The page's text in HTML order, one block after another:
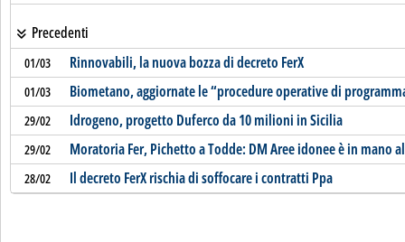
Precedenti
01/03 Rinnovabili, la nuova bozza di decreto FerX
01/03 Biometano, aggiornate le “procedure operative di
29/02 Idrogeno, progetto Duferco da 10 milioni in Sicilia
29/02 Moratoria Fer, Pichetto a Todde: DM Aree idonee è in mano
28/02 Il decreto FerX rischia di soffocare i contratti Ppa